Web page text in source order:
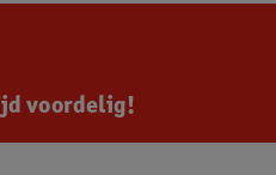
voordelig!